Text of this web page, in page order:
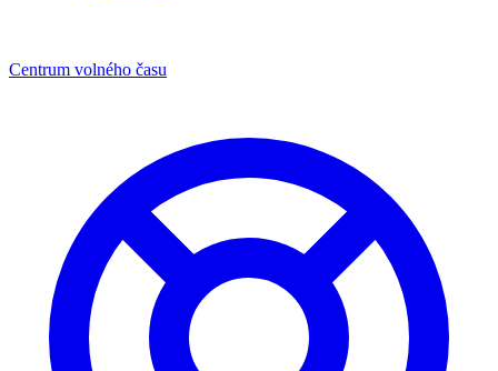
Centrum volného času